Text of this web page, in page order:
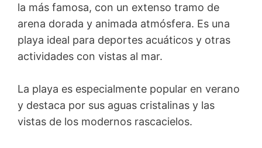
la más famosa, con un extenso tramo de
arena dorada y animada atmósfera. Es una
playa ideal para deportes acuáticos y otras
actividades con vistas al mar.
La playa es especialmente popular en verano
y destaca por sus aguas cristalinas y las
vistas de los modernos rascacielos.